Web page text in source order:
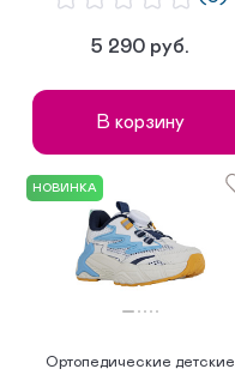
5 290 руб.
В корзину
НОВИНКА
Ортопедические детские